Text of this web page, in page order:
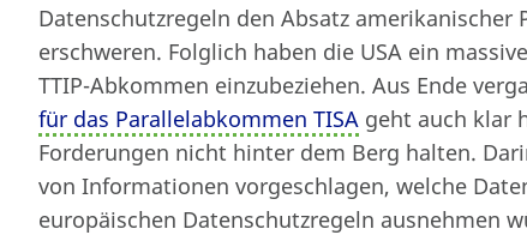
Datenschutzregeln den Absatz
erschweren. Folglich haben die USA ein
TTIP-Abkommen einzubeziehen. Aus Ende
für das Parallelabkommen TISA geht auch klar
Forderungen nicht hinter dem Berg halten.
von Informationen vorgeschlagen, welche
europäischen Datenschutzregeln ausnehmen